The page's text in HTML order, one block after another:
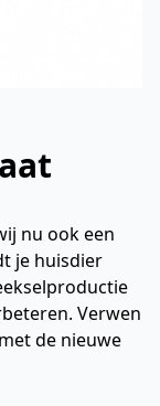
nu ook een
je huisdier
Verwen
de nieuwe